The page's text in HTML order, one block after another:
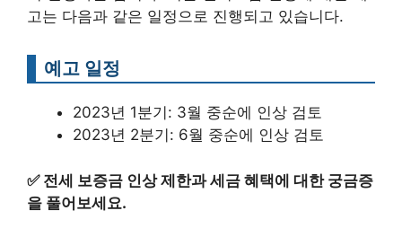
고는 다음과 같은 일정으로 진행되고 있습니다.
예고 일정
2023년 1분기: 3월 중순에 인상 검토
2023년 2분기: 6월 중순에 인상 검토
✅ 전세 보증금 인상 제한과 세금 혜택에 대한 궁금증
을 풀어보세요.